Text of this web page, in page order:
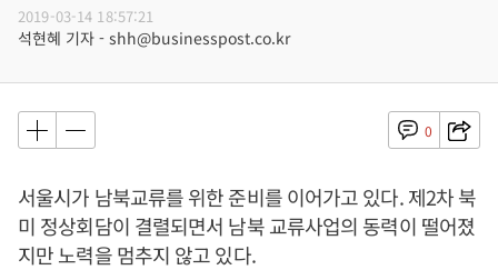
2019-03-14 18:57:21
석현혜 기자 - shh@businesspost.co.kr
0
서울시가 남북교류를 위한 준비를 이어가고 있다. 제2차 북
미 정상회담이 결렬되면서 남북 교류사업의 동력이 떨어졌
지만 노력을 멈추지 않고 있다.